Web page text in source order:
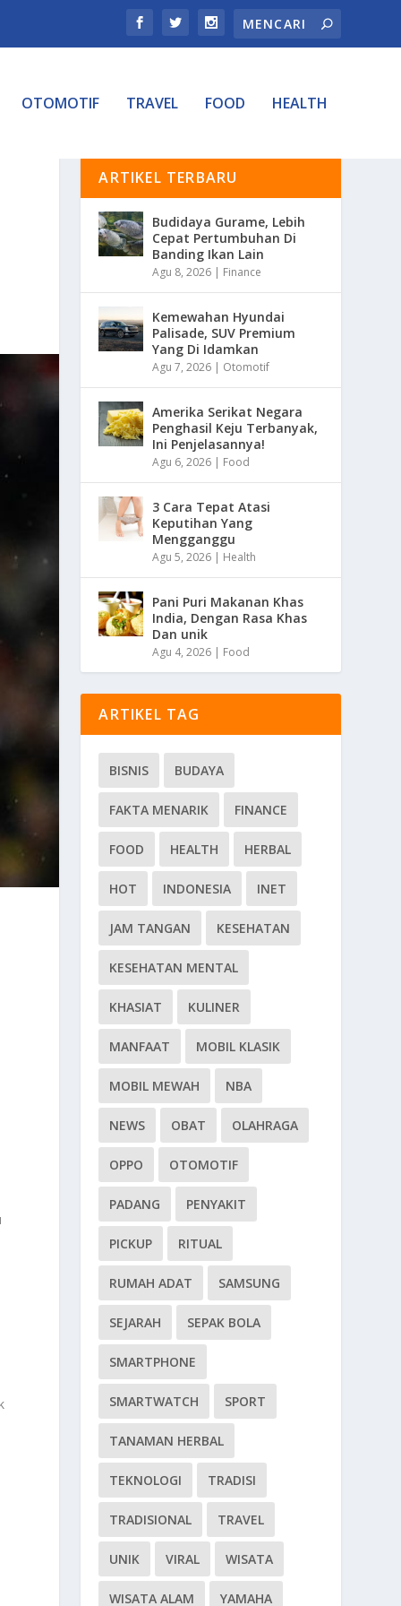
OTOMOTIF TRAVEL FOOD HEALTH
ARTIKEL TERBARU
Budidaya Gurame, Lebih
Cepat Pertumbuhan Di
Banding Ikan Lain
Agu 8, 2026 | Finance
Kemewahan Hyundai
Palisade, SUV Premium
Yang Di Idamkan
Agu 7, 2026 | Otomotif
Amerika Serikat Negara
Penghasil Keju Terbanyak,
Ini Penjelasannya!
Agu 6, 2026 | Food
3 Cara Tepat Atasi
Keputihan Yang
Mengganggu
Agu 5, 2026 | Health
Pani Puri Makanan Khas
India, Dengan Rasa Khas
Dan unik
Agu 4, 2026 | Food
ARTIKEL TAG
BISNIS BUDAYA
FAKTA MENARIK FINANCE
FOOD HEALTH HERBAL
HOT INDONESIA INET
JAM TANGAN KESEHATAN
KESEHATAN MENTAL
KHASIAT KULINER
MANFAAT MOBIL KLASIK
MOBIL MEWAH NBA
NEWS OBAT OLAHRAGA
OPPO OTOMOTIF
PADANG PENYAKIT
PICKUP RITUAL
RUMAH ADAT SAMSUNG
SEJARAH SEPAK BOLA
SMARTPHONE
SMARTWATCH SPORT
TANAMAN HERBAL
TEKNOLOGI TRADISI
TRADISIONAL TRAVEL
UNIK VIRAL WISATA
WISATA ALAM YAMAHA